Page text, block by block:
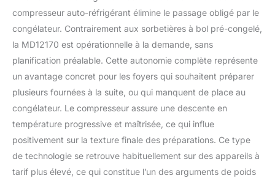
doseur
compresseur auto-réfrigérant élimine le passage obligé par le
congélateur. Contrairement aux sorbetières à bol pré-congelé,
la MD12170 est opérationnelle à la demande, sans
planification préalable. Cette autonomie complète représente
un avantage concret pour les foyers qui souhaitent préparer
plusieurs fournées à la suite, ou qui manquent de place au
congélateur. Le compresseur assure une descente en
température progressive et maîtrisée, ce qui influe
positivement sur la texture finale des préparations. Ce type
de technologie se retrouve habituellement sur des appareils à
tarif plus élevé, ce qui constitue l’un des arguments de poids